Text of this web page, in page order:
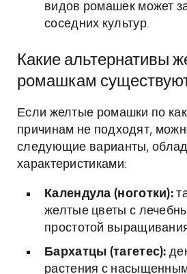
видов ромашек может
соседних культур.
Какие альтернативы
ромашкам
Если желтые ромашки по
причинам не подходят,
следующие варианты,
характеристиками:
Календула (ноготки):
желтые цветы с
простотой
Бархатцы (тагетес):
растения с